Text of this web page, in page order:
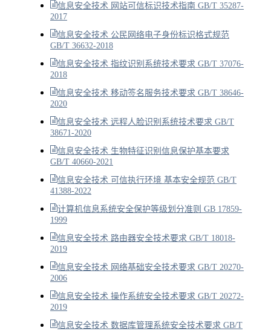
信息安全技术 网站可信标识技术指南 GB/T 35287-
2017
信息安全技术 公民网络电子身份标识格式规范
GB/T 36632-2018
信息安全技术 指纹识别系统技术要求 GB/T 37076-
2018
信息安全技术 移动签名服务技术要求 GB/T 38646-
2020
信息安全技术 远程人脸识别系统技术要求 GB/T
38671-2020
信息安全技术 生物特征识别信息保护基本要求
GB/T 40660-2021
信息安全技术 可信执行环境 基本安全规范 GB/T
41388-2022
计算机信息系统安全保护等级划分准则 GB 17859-
1999
信息安全技术 路由器安全技术要求 GB/T 18018-
2019
信息安全技术 网络基础安全技术要求 GB/T 20270-
2006
信息安全技术 操作系统安全技术要求 GB/T 20272-
2019
信息安全技术 数据库管理系统安全技术要求 GB/T